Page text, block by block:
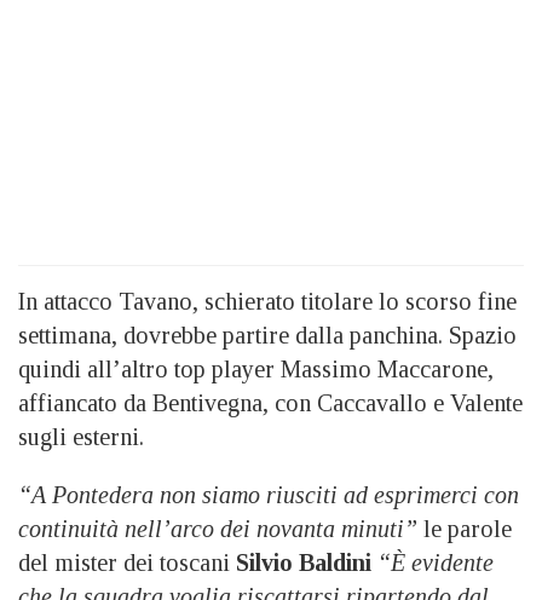
In attacco Tavano, schierato titolare lo scorso fine
settimana, dovrebbe partire dalla panchina. Spazio
quindi all’altro top player Massimo Maccarone,
affiancato da Bentivegna, con Caccavallo e Valente
sugli esterni.
“A Pontedera non siamo riusciti ad esprimerci con
continuità nell’arco dei novanta minuti” le parole
del mister dei toscani Silvio Baldini “È evidente